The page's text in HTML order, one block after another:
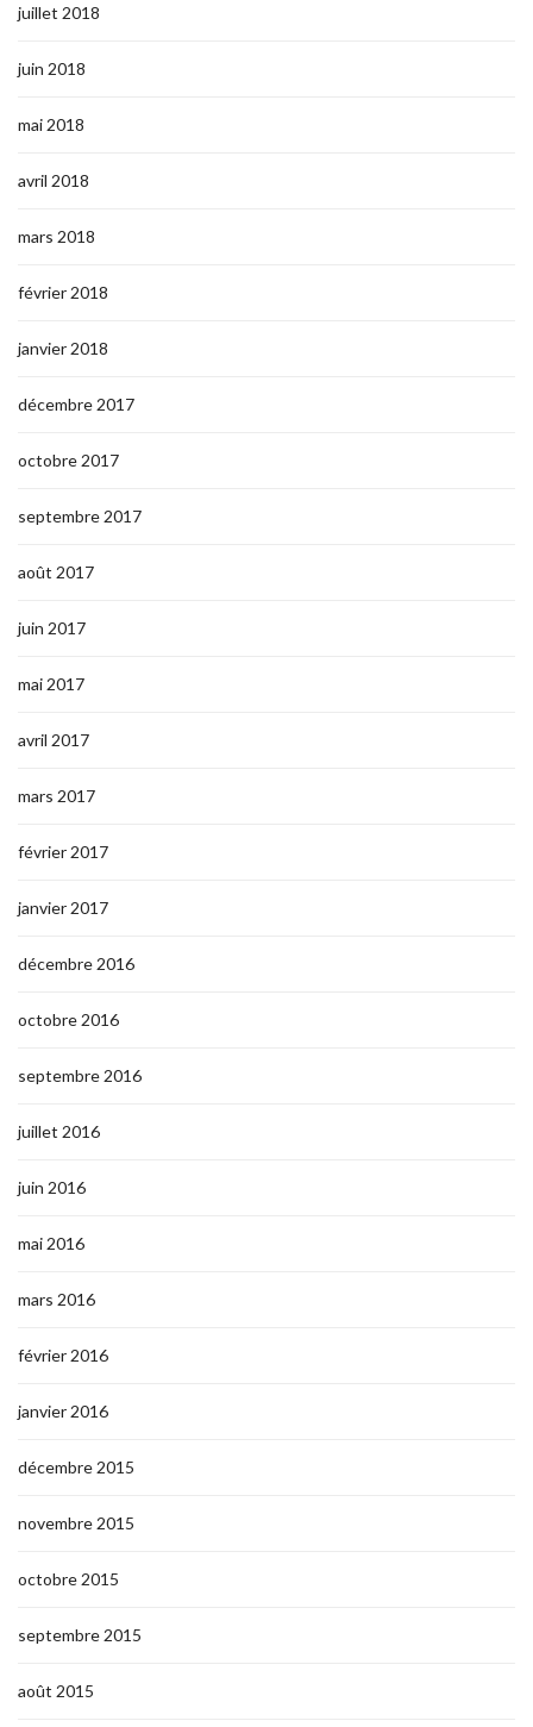
juillet 2018
juin 2018
mai 2018
avril 2018
mars 2018
février 2018
janvier 2018
décembre 2017
octobre 2017
septembre 2017
août 2017
juin 2017
mai 2017
avril 2017
mars 2017
février 2017
janvier 2017
décembre 2016
octobre 2016
septembre 2016
juillet 2016
juin 2016
mai 2016
mars 2016
février 2016
janvier 2016
décembre 2015
novembre 2015
octobre 2015
septembre 2015
août 2015